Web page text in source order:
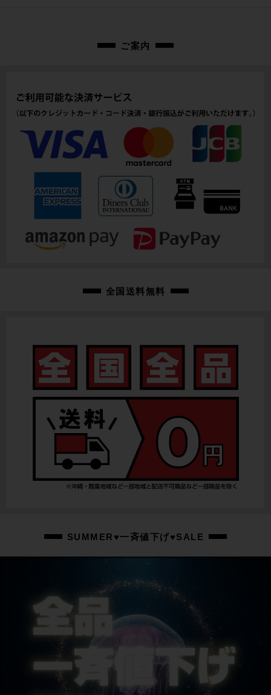
160cm - 167cm（あくまで目安です）
111mm
シートチューブ
437mm
トップチューブ
クランク
SHIMANO 105 FD-R7000
リアディレイラー
SHIMANO 105 RD-R7000 / 11速
SHIMANO 105 CS-R7000 / 11-32T
ブレーキキャリパー
SHIMANO 105 BR-R7070
FSA ENERGY COMPACT / 400mm
シートポスト
DEROSA
ご案内
全国送料無料
SUMMER♥一斉値下げ♥SALE